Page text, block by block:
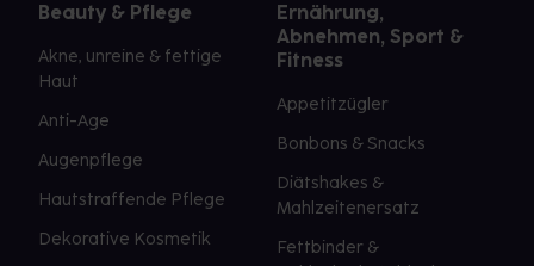
Beauty & Pflege
Akne, unreine & fettige
Haut
Anti-Age
Augenpflege
Hautstraffende Pflege
Dekorative Kosmetik
Ernährung,
Abnehmen, Sport &
Fitness
Appetitzügler
Bonbons & Snacks
Diätshakes &
Mahlzeitenersatz
Fettbinder &